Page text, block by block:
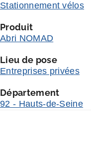
Stationnement vélos
Produit
Abri NOMAD
Lieu de pose
Entreprises privées
Département
92 - Hauts-de-Seine